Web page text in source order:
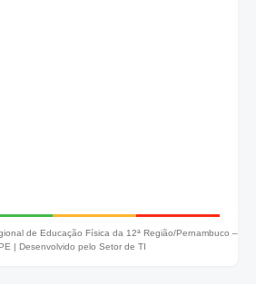
de Educação Física da 12ª Região/Pernambuco –
| Desenvolvido pelo Setor de TI